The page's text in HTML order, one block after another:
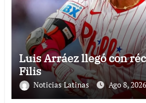
Luis Arráez llegó con
Filis
Noticias Latinas Ago 8, 2026